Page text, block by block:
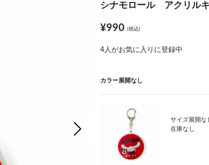
シナモロール アクリル
¥990 (税込)
4人がお気に入りに登録中
カラー展開なし
サイズ展開な
在庫なし